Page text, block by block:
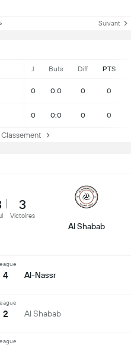
Suivant
J Buts Diff PTS
0 0:0 0 0
0 0:0 0 0
3
Victoires
Al Shabab
4 Al-Nassr
2 Al Shabab